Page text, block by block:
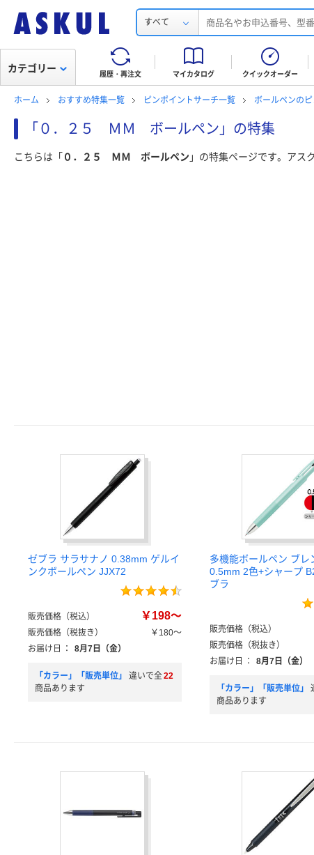
すべて
履歴・再注文 マイカタログ クイックオーダー
カテゴリー
ホーム おすすめ特集一覧 ピンポイントサーチ一覧 ボールペンの
「０．２５ ＭＭ ボールペン」の特集
こちらは「 ０．２５ ＭＭ ボールペン 」の特集ページです。アス
ゼブラ サラサナノ 0.38mm ゲルイ
ンクボールペン JJX72
販売価格（税込） ￥198～
販売価格（税抜き）
￥180～
お届け日
： 8月7日（金）
「カラー」「販売単位」 違いで全22
商品あります
多機能ボールペン ブレ
0.5mm 2色+シャープ
ブラ
販売価格（税込）
販売価格（税抜き）
お届け日
： 8月7日（金）
「カラー」「販売単位」
商品あります